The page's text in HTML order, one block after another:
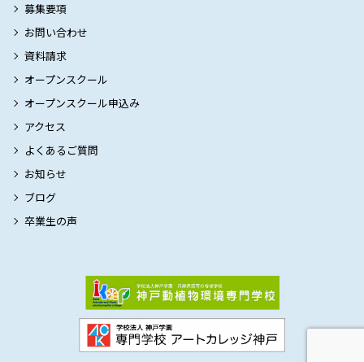
募集要項
お問い合わせ
資料請求
オープンスクール
オープンスクール申込み
アクセス
よくあるご質問
お知らせ
ブログ
卒業生の声